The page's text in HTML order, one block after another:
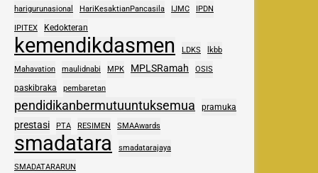
harigurunasional HariKesaktianPancasila IJMC IPDN
IPITEX Kedokteran
kemendikdasmen LDKS lkbb
Mahavation maulidnabi MPK MPLSRamah OSIS
paskibraka pembaretan
pendidikanbermutuuntuksemua pramuka
prestasi PTA RESIMEN SMAAwards
smadatara smadatarajaya
SMADATARARUN